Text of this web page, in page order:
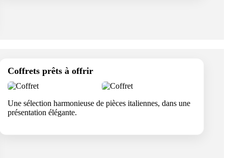
Coffrets prêts à offrir
Une sélection harmonieuse de pièces italiennes, dans une
présentation élégante.